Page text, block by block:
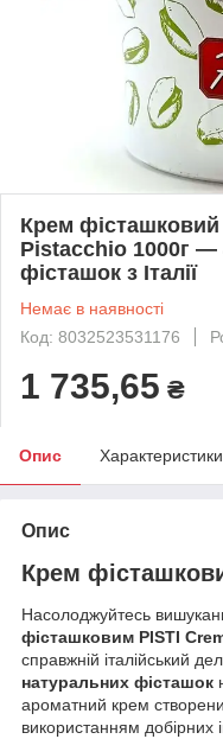
Крем
Pistacchio 1000г —
фісташок з Італії
Немає в наявності
Код: 8032523531176
1 735,65 ₴
Опис Характеристики
Опис
Крем
Насолоджуйтесь
фісташковим PISTI
справжній італійський
натуральних фісташок
ароматний крем
використанням добірних